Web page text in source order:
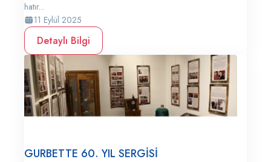
hatır...
11 Eylül 2025
Detaylı Bilgi
GURBETTE 60. YIL SERGİSİ